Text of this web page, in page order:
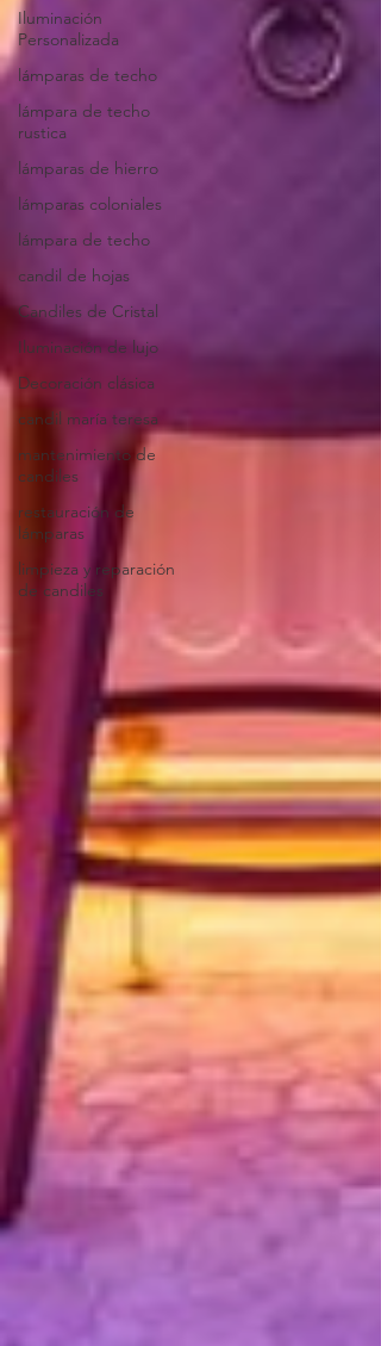
Iluminación
Personalizada
lámparas de techo
lámpara de techo
rustica
lámparas de hierro
lámparas coloniales
lámpara de techo
candil de hojas
Candiles de Cristal
Iluminación de lujo
Decoración clásica
candil maría teresa
mantenimiento de
candiles
restauración de
lámparas
limpieza y reparación
de candiles